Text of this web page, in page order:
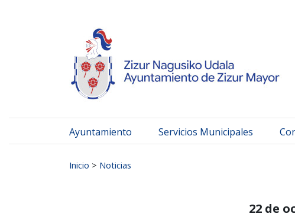
Ayuntamiento Servicios Municipales
Inicio > Noticias
22 de